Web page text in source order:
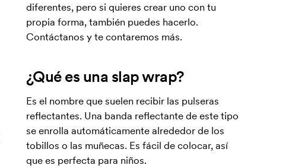
diferentes, pero si quieres crear uno con tu
propia forma, también puedes hacerlo.
Contáctanos y te contaremos más.
¿Qué es una slap wrap?
Es el nombre que suelen recibir las pulseras
reflectantes. Una banda reflectante de este tipo
se enrolla automáticamente alrededor de los
tobillos o las muñecas. Es fácil de colocar, así
que es perfecta para niños.